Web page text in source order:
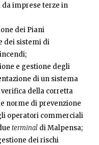
imprese terze in
dei Piani
dei sistemi di
e gestione degli
di un sistema
della corretta
norme di prevenzione
operatori commerciali
terminal di Malpensa;
dei rischi